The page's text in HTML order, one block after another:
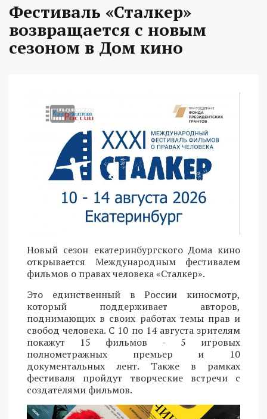
Фестиваль «Сталкер»
возвращается с новым
сезоном в Дом кино
Новый сезон екатеринбургского Дома кино
открывается Международным фестивалем
фильмов о правах человека «Сталкер».
Это единственный в России киносмотр,
который поддерживает авторов,
поднимающих в своих работах темы прав и
свобод человека. С 10 по 14 августа зрителям
покажут 15 фильмов - 5 игровых
полнометражных премьер и 10
документальных лент. Также в рамках
фестиваля пройдут творческие встречи с
создателями фильмов.